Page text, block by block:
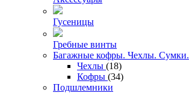
Гусеницы
Гребные винты
Багажные кофры. Чехлы. Сумки.
Чехлы (18)
Кофры (34)
Подшлемники